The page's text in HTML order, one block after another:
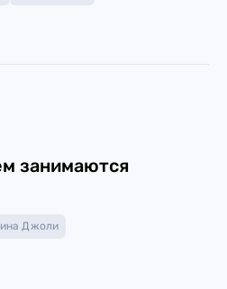
занимаются
Джоли